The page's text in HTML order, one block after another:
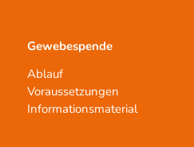
Gewebespende
Ablauf
Voraussetzungen
Informationsmaterial